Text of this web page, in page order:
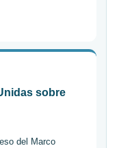
sobre
del Marco